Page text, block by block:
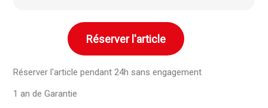
Réserver l'article
Réserver l'article pendant 24h sans engagement
1 an de Garantie